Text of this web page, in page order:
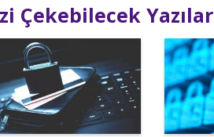
Çekebilecek Yazılar